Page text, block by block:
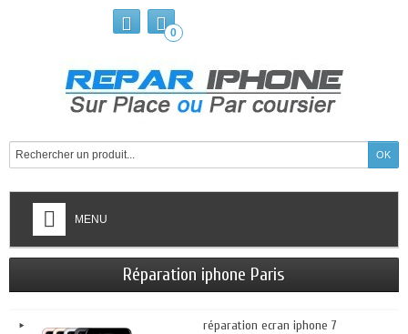
0
MENU
Réparation iphone Paris
réparation ecran iphone 7